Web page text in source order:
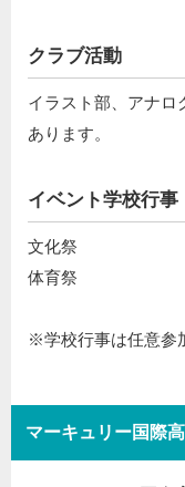
クラブ活動
イラスト部、アナロ
あります。
イベント学校行事
文化祭
体育祭
※学校行事は任意参
マーキュリー国際